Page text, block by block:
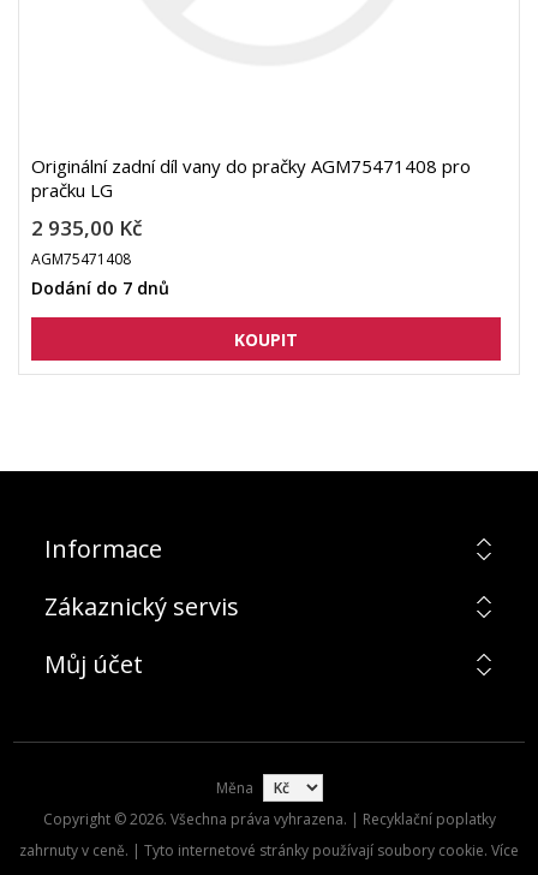
Originální zadní díl vany do pračky AGM75471408 pro
pračku LG
2 935,00 Kč
AGM75471408
Dodání do 7 dnů
Informace
Zákaznický servis
Můj účet
Měna
Copyright © 2026. Všechna práva vyhrazena. | Recyklační poplatky
zahrnuty v ceně. | Tyto internetové stránky používají soubory cookie. Více